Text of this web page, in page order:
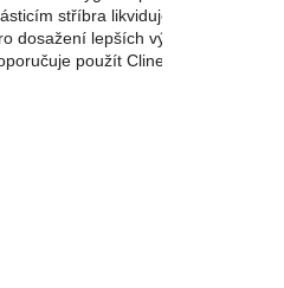
stříbra likviduje bakterie
dosažení lepších výsledků
použít Clinex A/C.